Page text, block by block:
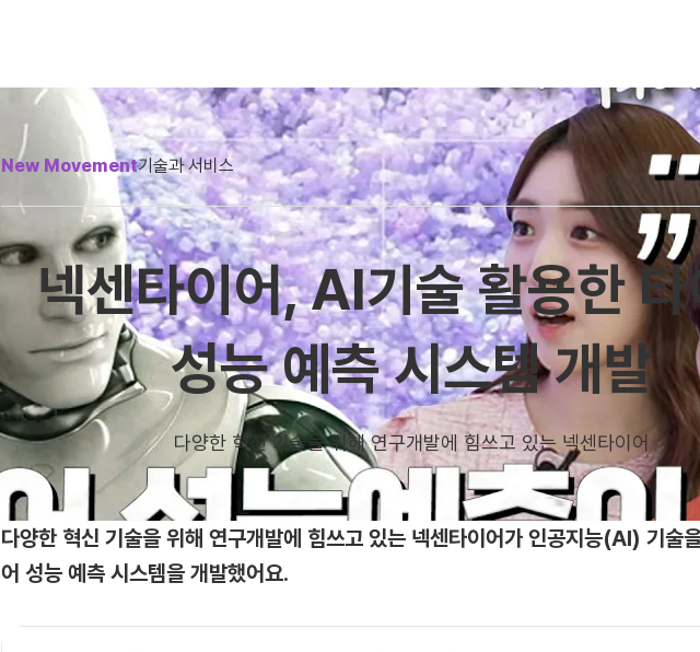
New Movement기술과 서비스
넥센타이어, AI기술 활용한
성능 예측 시스템 개발
다양한 혁신 기술을 위해 연구개발에 힘쓰고 있는 넥센타이어
다양한 혁신 기술을 위해 연구개발에 힘쓰고 있는 넥센타이어가 인공지능(AI) 기술
어 성능 예측 시스템을 개발했어요.